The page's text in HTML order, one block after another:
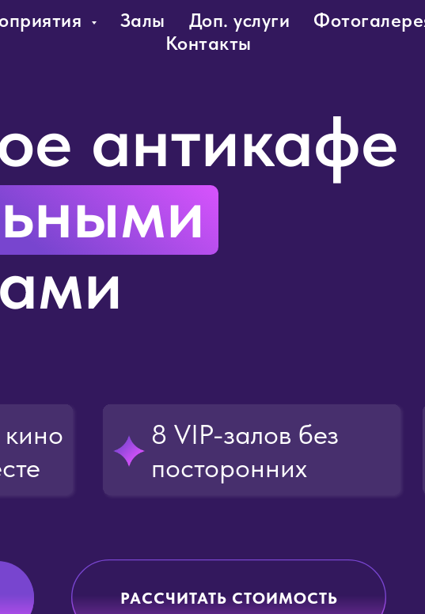
Залы Доп. услуги
Контакты
антикафе
РАССЧИТАТЬ СТОИМОСТЬ
8 VIP-залов без
посторонних